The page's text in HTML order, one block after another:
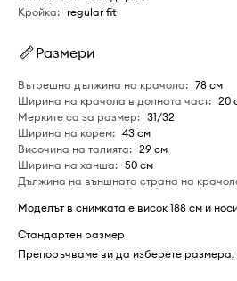
Кройка: regular fit
Размери
Вътрешна дължина на крачола: 78 см
Ширина на крачола в долната част: 20
Мерките са за размер: 31/32
Ширина на корем: 43 см
Височина на талията: 29 см
Ширина на ханша: 50 см
Дължина на външната страна на
Моделът в снимката е висок 188 см и
Стандартен размер
Препоръчваме ви да изберете размера,